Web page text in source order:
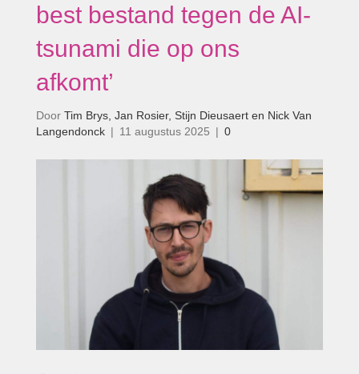
best bestand tegen de AI-
tsunami die op ons
afkomt’
Door Tim Brys, Jan Rosier, Stijn Dieusaert en Nick Van
Langendonck | 11 augustus 2025 | 0